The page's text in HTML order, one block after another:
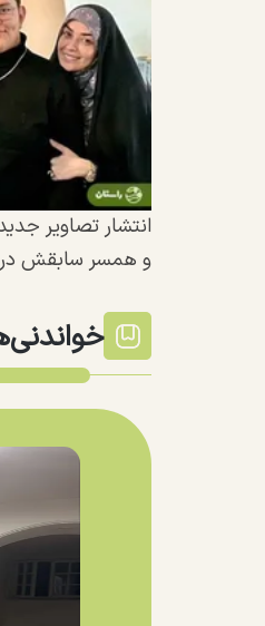
انتشار تصاویر
و همسر سابقش